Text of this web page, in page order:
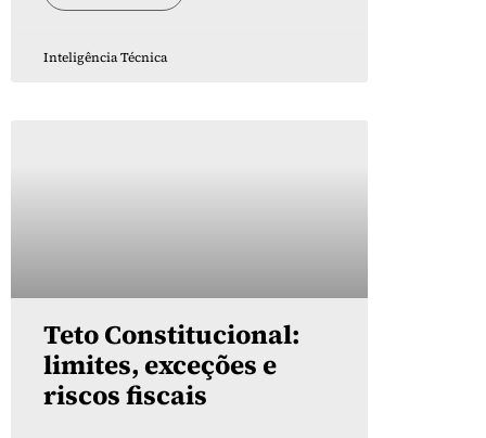
Inteligência Técnica
Teto Constitucional:
limites, exceções e
riscos fiscais